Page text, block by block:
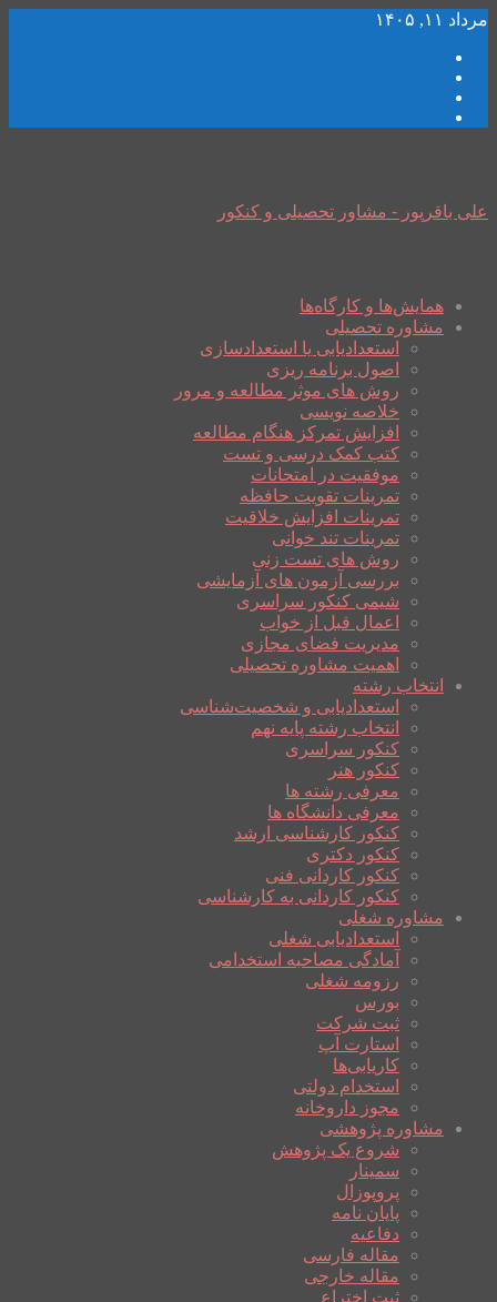
مرداد ۱۱, ۱۴۰۵
علی باقرپور - مشاور تحصیلی و کنکور
همایش‌ها و کارگاه‌ها
مشاوره تحصیلی
استعدادیابی یا استعدادسازی
اصول برنامه ریزی
روش های موثر مطالعه و مرور
خلاصه نویسی
افزایش تمرکز هنگام مطالعه
کتب کمک درسی و تست
موفقیت در امتحانات
تمرینات تقویت حافظه
تمرینات افزایش خلاقیت
تمرینات تند خوانی
روش های تست زنی
بررسی آزمون های آزمایشی
شیمی کنکور سراسری
اعمال قبل از خواب
مدیریت فضای مجازی
اهمیت مشاوره تحصیلی
انتخاب رشته
استعدادیابی و شخصیت‌شناسی
انتخاب رشته پایه نهم
کنکور سراسری
کنکور هنر
معرفی رشته ها
معرفی دانشگاه ها
کنکور کارشناسی ارشد
کنکور دکتری
کنکور کاردانی فنی
کنکور کاردانی به کارشناسی
مشاوره شغلی
استعدادیابی شغلی
آمادگی مصاحبه استخدامی
رزومه شغلی
بورس
ثبت شرکت
استارت آپ
کاریابی‌ها
استخدام دولتی
مجوز داروخانه
مشاوره پژوهشی
شروع یک پژوهش
سمینار
پروپوزال
پایان نامه
دفاعیه
مقاله فارسی
مقاله خارجی
ثبت اختراع